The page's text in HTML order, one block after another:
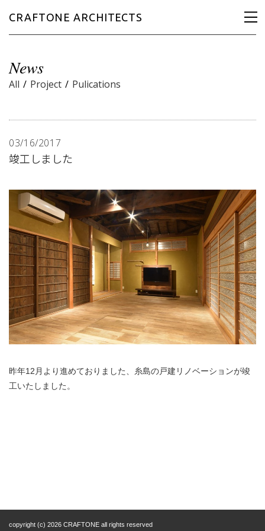
CRAFTONE ARCHITECTS
News
All / Project / Pulications
03/16/2017
竣工しました
昨年12月より進めておりました、糸島の戸建リノベーションが竣
工いたしました。
copyright (c) 2026 CRAFTONE all rights reserved